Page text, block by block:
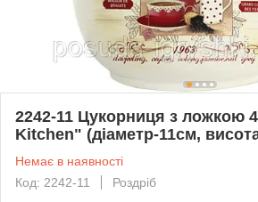
2242-11 Цукорниця з ложкою
Kitchen" (діаметр-11см,
Немає в наявності
Код: 2242-11
Роздріб